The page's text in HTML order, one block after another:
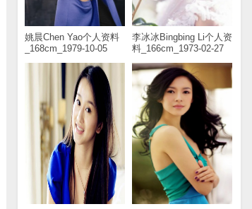
姚晨Chen Yao个人资料
_168cm_1979-10-05
李冰冰Bingbing Li个人资
料_166cm_1973-02-27